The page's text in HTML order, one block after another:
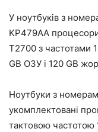
У ноутбуків з
KP479AA
T2700 з частотами
GB ОЗУ і 120 GB
Ноутбуки з
укомплектовані
тактовою